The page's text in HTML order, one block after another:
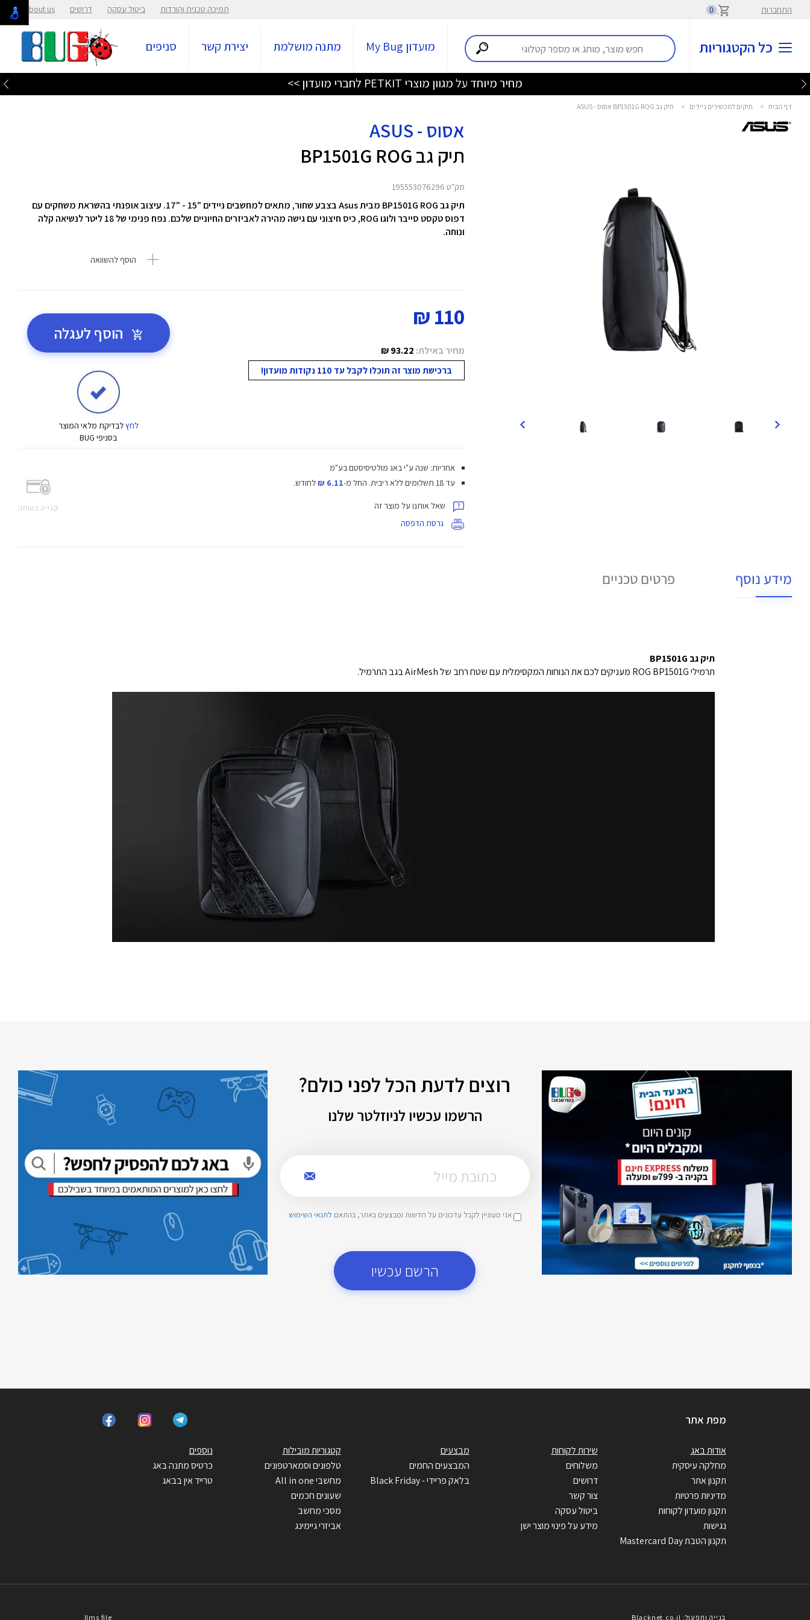
התחברות 0 תמיכה טכנית והורדות ביטול עסקה דרושים About us
כל הקטגוריות מועדון My Bug מתנה מושלמת יצירת קשר סניפים
מחיר מיוחד על מגוון מוצרי PETKIT לחברי מועדון >>
דף הבית > תיקים למכשירים ניידים > תיק גב BP1501G ROG אסוס - ASUS
אסוס - ASUS
תיק גב BP1501G ROG
מק"ט 195553076296
תיק גב BP1501G ROG מבית Asus בצבע שחור, מתאים למחשבים ניידים "15 - "17. עיצוב אופנתי בהשראת משחקים עם
דפוס טקסט סייבר ולוגו ROG, כיס חיצוני עם גישה מהירה לאביזרים החיוניים שלכם. נפח פנימי של 18 ליטר לנשיאה קלה
ונוחה.
הוסף להשוואה
110 ₪
מחיר באילת: 93.22 ₪
ברכישת מוצר זה תוכלו לקבל עד 110 נקודות מועדון!
הוסף לעגלה
לחץלבדיקת מלאי המוצר
בסניפי BUG
קנייה בטוחה
אחריות: שנה ע"י באג מולטיסיסטם בע"מ
עד 18 תשלומים ללא ריבית.
החל מ-6.11 ₪ לחודש.
שאל אותנו על מוצר זה
גרסת הדפסה
מידע נוסף פרטים טכניים
תיק גב BP1501G
תרמילי ROG BP1501G מעניקים לכם את הנוחות המקסימלית עם שטח רחב של AirMesh בגב התרמיל.
רוצים לדעת הכל לפני כולם?
הרשמו עכשיו לניוזלטר שלנו
אני מעוניין לקבל עדכונים על חדשות ומבצעים באתר, בהתאם לתנאי השימוש
הרשם עכשיו
מפת אתר
אודות באג
מחלקה עיסקית
תקנון אתר
מדיניות פרטיות
תקנון מועדון לקוחות
נגישות
תקנון הטבת Mastercard Day
שירות לקוחות
משלוחים
דרושים
צור קשר
ביטול עסקה
מידע על פינוי מוצר ישן
מבצעים
המבצעים החמים
בלאק פריידי - Black Friday
קטגוריות מובילות
טלפונים וסמארטפונים
מחשבי All in one
שעונים חכמים
מסכי מחשב
אביזרי גיימינג
נוספים
כרטיס מתנה באג
טרייד אין בבאג
llms file בנייה ותפעול: Blacknet.co.il